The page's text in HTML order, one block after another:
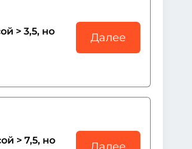
> 3,5, но
Далее
> 7,5, но